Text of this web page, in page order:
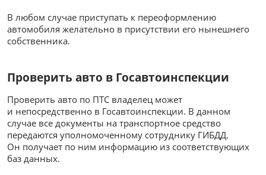
В любом случае приступать к переоформлению
автомобиля желательно в присутствии его нынешнего
собственника.
Проверить авто в Госавтоинспекции
Проверить авто по ПТС владелец может
и непосредственно в Госавтоинспекции. В данном
случае все документы на транспортное средство
передаются уполномоченному сотруднику ГИБДД.
Он получает по ним информацию из соответствующих
баз данных.